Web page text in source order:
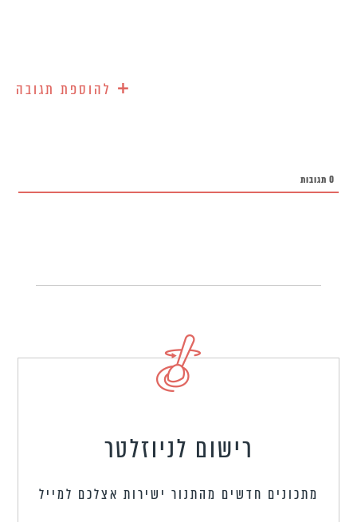
+ להוספת תגובה
0 תגובות
רישום לניוזלטר
מתכונים חדשים מהתנור ישירות אצלכם למייל